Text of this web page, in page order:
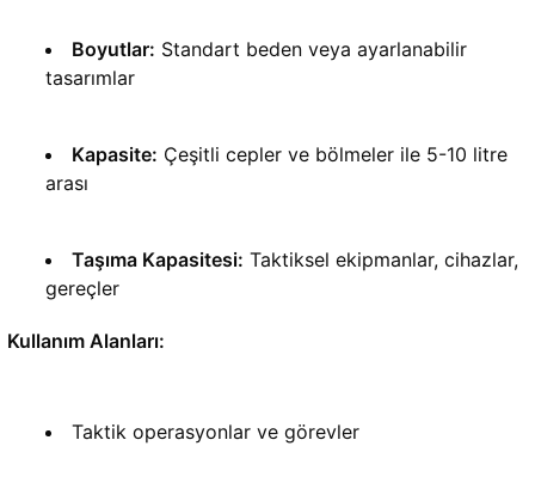
Boyutlar: Standart beden veya ayarlanabilir
tasarımlar
Kapasite: Çeşitli cepler ve bölmeler ile 5-10 litre
arası
Taşıma Kapasitesi: Taktiksel ekipmanlar, cihazlar,
gereçler
Kullanım Alanları:
Taktik operasyonlar ve görevler